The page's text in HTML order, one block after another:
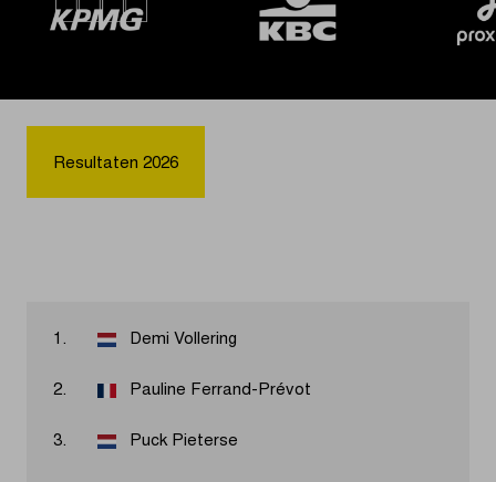
Resultaten 2026
1. Demi Vollering
2. Pauline Ferrand-Prévot
3. Puck Pieterse